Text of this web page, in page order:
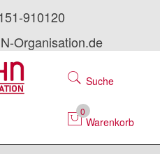
910120
Organisation.de
Suche
0
Warenkorb